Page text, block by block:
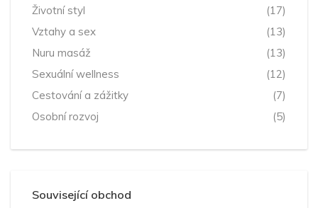
Životní styl
(17)
Vztahy a sex
(13)
Nuru masáž
(13)
Sexuální wellness
(12)
Cestování a zážitky
(7)
Osobní rozvoj
(5)
Související obchod